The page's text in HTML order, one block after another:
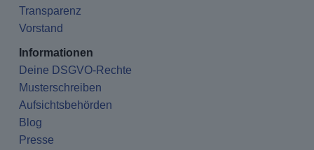
Transparenz
Vorstand
Informationen
Deine DSGVO-Rechte
Musterschreiben
Aufsichtsbehörden
Blog
Presse